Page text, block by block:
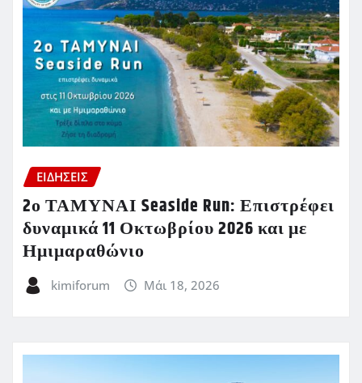
ΕΙΔΗΣΕΙΣ
2ο ΤΑΜΥΝΑΙ Seaside Run: Επιστρέφει
δυναμικά 11 Οκτωβρίου 2026 και με
Ημιμαραθώνιο
kimiforum Μάι 18, 2026